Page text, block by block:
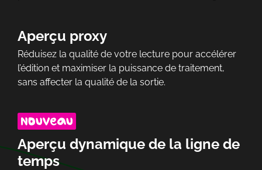
Aperçu proxy
Réduisez la qualité de votre lecture pour accélérer
l’édition et maximiser la puissance de traitement,
sans affecter la qualité de la sortie.
Aperçu dynamique de la ligne de
temps